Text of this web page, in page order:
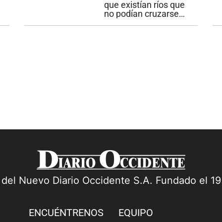
las...
que existían ríos que
no podían cruzarse
sin consecuencias
Nuevo Diario Occidente S.A. Fundado el
ENCUÉNTRENOS EQUIPO